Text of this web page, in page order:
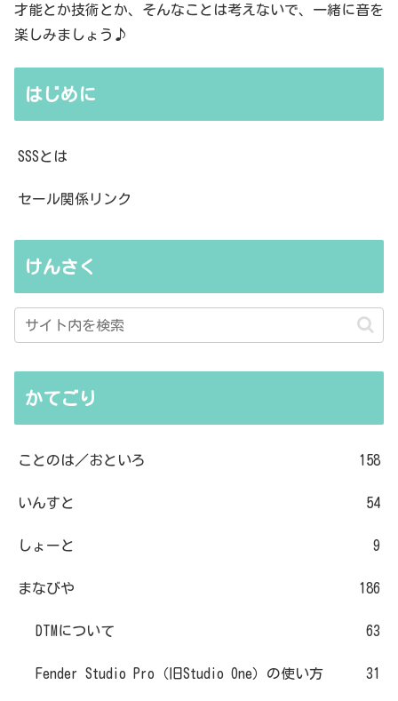
才能とか技術とか、そんなことは考えないで、一緒に音を
楽しみましょう♪
はじめに
SSSとは
セール関係リンク
けんさく
かてごり
ことのは／おといろ 158
いんすと 54
しょーと 9
まなびや 186
DTMについて 63
Fender Studio Pro（旧Studio One）の使い方 31